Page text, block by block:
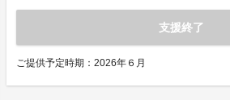
支援終了
ご提供予定時期：2026年６月